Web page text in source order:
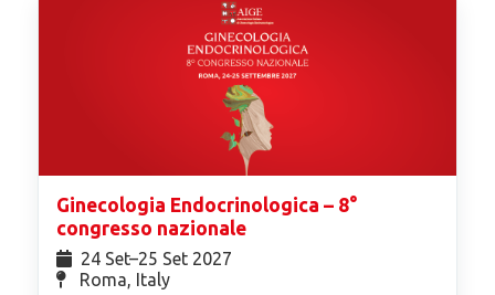
Ginecologia Endocrinologica – 8°
congresso nazionale
24 Set⁠–25 Set 2027
Roma, Italy